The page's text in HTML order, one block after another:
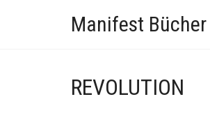
Manifest Bücher
REVOLUTION